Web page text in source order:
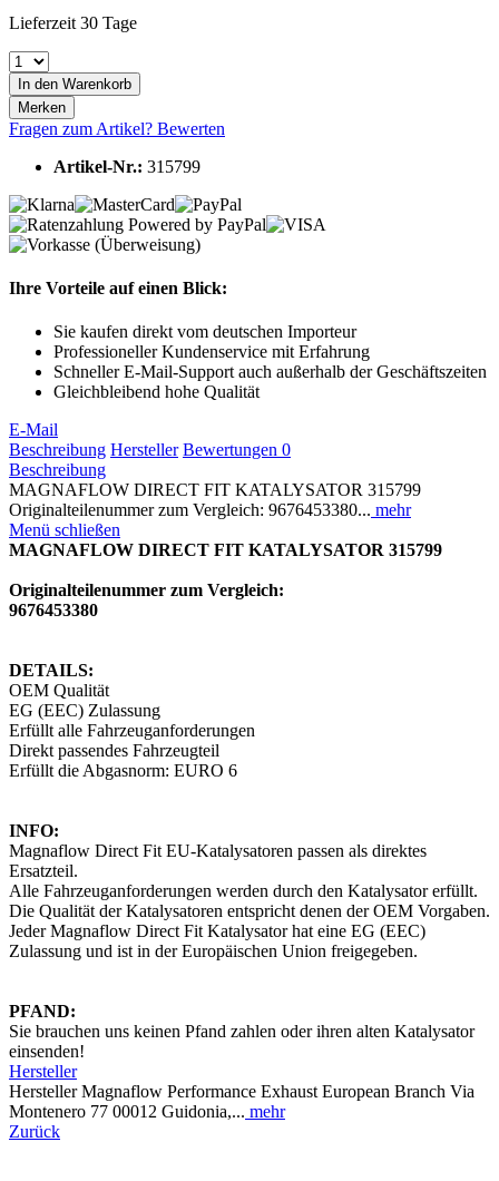
Lieferzeit 30 Tage
In den Warenkorb
Merken
Fragen zum Artikel? Bewerten
Artikel-Nr.: 315799
Ihre Vorteile auf einen Blick:
Sie kaufen direkt vom deutschen Importeur
Professioneller Kundenservice mit Erfahrung
Schneller E-Mail-Support auch außerhalb der Geschäftszeiten
Gleichbleibend hohe Qualität
E-Mail
Beschreibung Hersteller Bewertungen 0
Beschreibung
MAGNAFLOW DIRECT FIT KATALYSATOR 315799
Originalteilenummer zum Vergleich: 9676453380... mehr
Menü schließen
MAGNAFLOW DIRECT FIT KATALYSATOR 315799
Originalteilenummer zum Vergleich:
9676453380
DETAILS:
OEM Qualität
EG (EEC) Zulassung
Erfüllt alle Fahrzeuganforderungen
Direkt passendes Fahrzeugteil
Erfüllt die Abgasnorm: EURO 6
INFO:
Magnaflow Direct Fit EU-Katalysatoren passen als direktes
Ersatzteil.
Alle Fahrzeuganforderungen werden durch den Katalysator erfüllt.
Die Qualität der Katalysatoren entspricht denen der OEM Vorgaben.
Jeder Magnaflow Direct Fit Katalysator hat eine EG (EEC)
Zulassung und ist in der Europäischen Union freigegeben.
PFAND:
Sie brauchen uns keinen Pfand zahlen oder ihren alten Katalysator
einsenden!
Hersteller
Hersteller Magnaflow Performance Exhaust European Branch Via
Montenero 77 00012 Guidonia,... mehr
Zurück